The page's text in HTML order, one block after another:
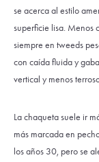
se acerca al estilo
superficie lisa. Menos
siempre en tweeds
con caída fluida y
vertical y menos
La chaqueta suele ir
más marcada en
los años 30, pero se